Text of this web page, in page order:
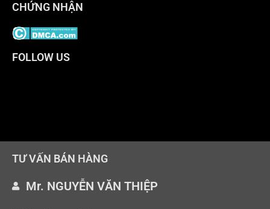
CHỨNG NHẬN
FOLLOW US
TƯ VẤN BÁN HÀNG
Mr. NGUYỄN VĂN THIỆP